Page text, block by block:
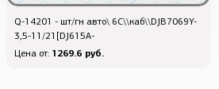
Q-14201 - шт/гн авто\ 6C\\каб\\DJB7069Y-
3,5-11/21[DJ615A-
Цена от: 1269.6 руб.